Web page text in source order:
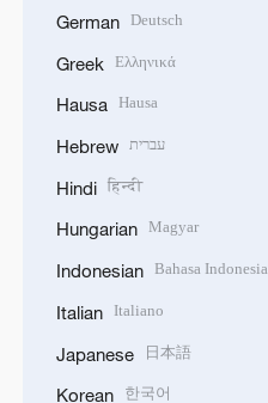
German Deutsch
Greek Ελληνικά
Hausa Hausa
Hebrew עברית
Hindi हिन्दी
Hungarian Magyar
Indonesian Bahasa Indonesia
Italian Italiano
Japanese 日本語
Korean 한국어